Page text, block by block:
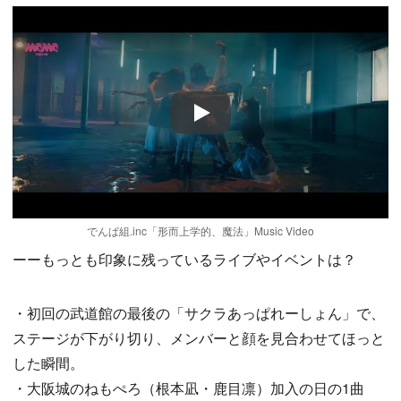
Play
でんぱ組.inc「形而上学的、魔法」Music Video
ーーもっとも印象に残っているライブやイベントは？
・初回の武道館の最後の「サクラあっぱれーしょん」で、
ステージが下がり切り、メンバーと顔を見合わせてほっと
した瞬間。
・大阪城のねもぺろ（根本凪・鹿目凛）加入の日の1曲